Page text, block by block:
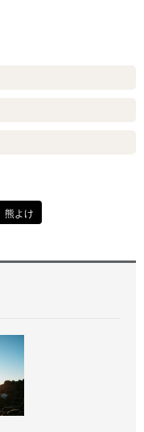
熊よけ